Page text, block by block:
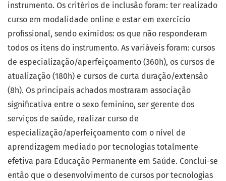
instrumento. Os critérios de inclusão foram: ter realizado
curso em modalidade online e estar em exercício
profissional, sendo eximidos: os que não responderam
todos os itens do instrumento. As variáveis foram: cursos
de especialização/aperfeiçoamento (360h), os cursos de
atualização (180h) e cursos de curta duração/extensão
(8h). Os principais achados mostraram associação
significativa entre o sexo feminino, ser gerente dos
serviços de saúde, realizar curso de
especialização/aperfeiçoamento com o nível de
aprendizagem mediado por tecnologias totalmente
efetiva para Educação Permanente em Saúde. Conclui-se
então que o desenvolvimento de cursos por tecnologias